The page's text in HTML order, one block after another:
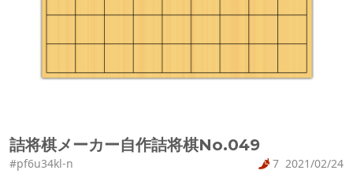
詰将棋メーカー自作詰将棋No.049
#pf6u34kl-n 7 2021/02/24